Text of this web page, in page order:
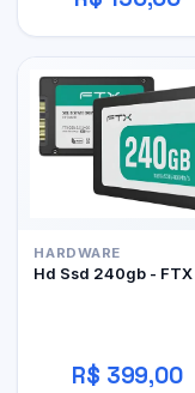
HARDWARE
Hd Ssd 240gb - FTX
R$ 399,00